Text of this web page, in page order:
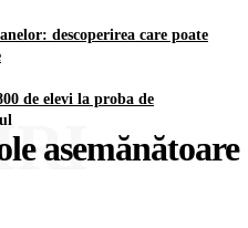
descoperirea care poate
de elevi la proba de
asemănătoare